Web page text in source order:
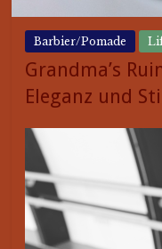
Barbier/Pomade
Grandma’s
Eleganz und